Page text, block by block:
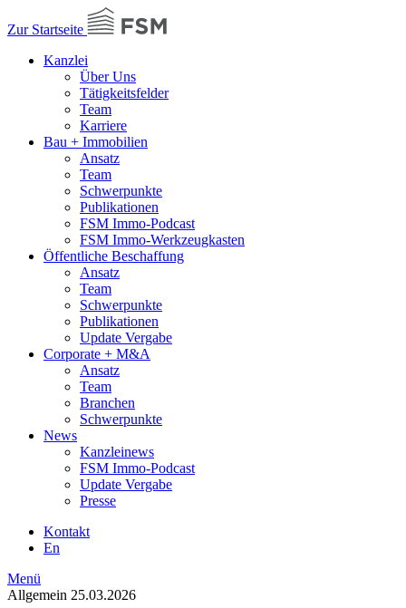
Zur Startseite
Kanzlei
Über Uns
Tätigkeitsfelder
Team
Karriere
Bau + Immobilien
Ansatz
Team
Schwerpunkte
Publikationen
FSM Immo-Podcast
FSM Immo-Werkzeugkasten
Öffentliche Beschaffung
Ansatz
Team
Schwerpunkte
Publikationen
Update Vergabe
Corporate + M&A
Ansatz
Team
Branchen
Schwerpunkte
News
Kanzleinews
FSM Immo-Podcast
Update Vergabe
Presse
Kontakt
En
Menü
Allgemein 25.03.2026